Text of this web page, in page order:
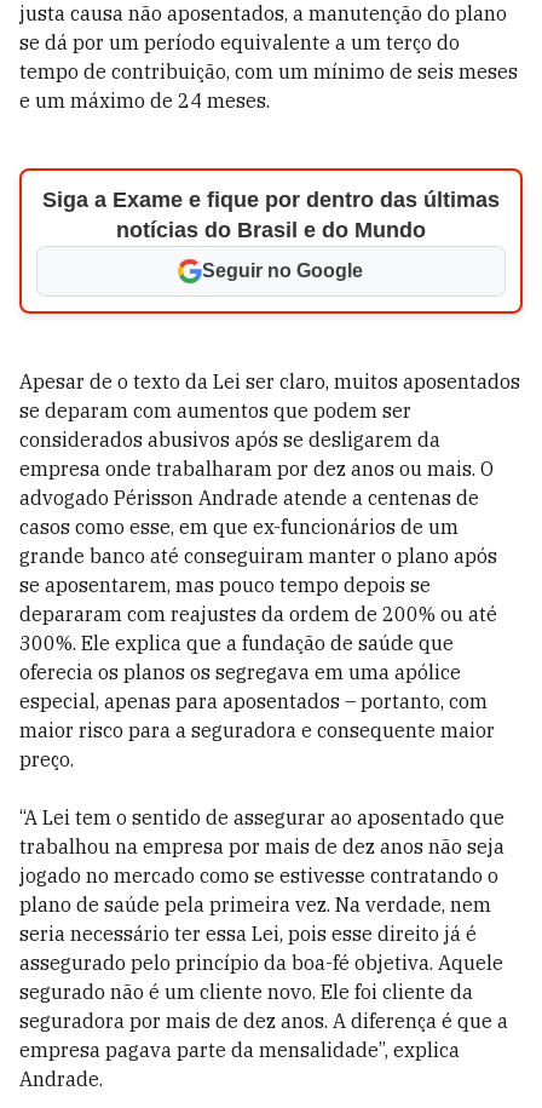
justa causa não aposentados, a manutenção do plano
se dá por um período equivalente a um terço do
tempo de contribuição, com um mínimo de seis meses
e um máximo de 24 meses.
Siga a Exame e fique por dentro das últimas
notícias do Brasil e do Mundo
Seguir no Google
Apesar de o texto da Lei ser claro, muitos aposentados
se deparam com aumentos que podem ser
considerados abusivos após se desligarem da
empresa onde trabalharam por dez anos ou mais. O
advogado Périsson Andrade atende a centenas de
casos como esse, em que ex-funcionários de um
grande banco até conseguiram manter o plano após
se aposentarem, mas pouco tempo depois se
depararam com reajustes da ordem de 200% ou até
300%. Ele explica que a fundação de saúde que
oferecia os planos os segregava em uma apólice
especial, apenas para aposentados – portanto, com
maior risco para a seguradora e consequente maior
preço.
“A Lei tem o sentido de assegurar ao aposentado que
trabalhou na empresa por mais de dez anos não seja
jogado no mercado como se estivesse contratando o
plano de saúde pela primeira vez. Na verdade, nem
seria necessário ter essa Lei, pois esse direito já é
assegurado pelo princípio da boa-fé objetiva. Aquele
segurado não é um cliente novo. Ele foi cliente da
seguradora por mais de dez anos. A diferença é que a
empresa pagava parte da mensalidade”, explica
Andrade.